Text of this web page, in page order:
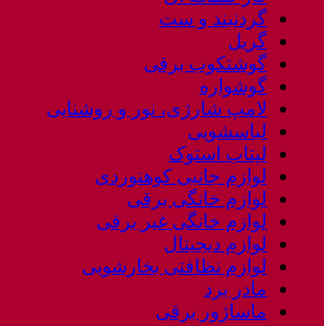
گردنبند و ست
گریل
گوشتکوب برقی
گوشواره
لامپ شارژی، نور و روشنایی
لباسشویی
لپتاب استوک
لوازم جانبی کوهنوردی
لوازم خانگی برقی
لوازم خانگی غیر برقی
لوازم دیجیتال
لوازم نظافتی بخارشویی
مادر برد
ماساژور برقی